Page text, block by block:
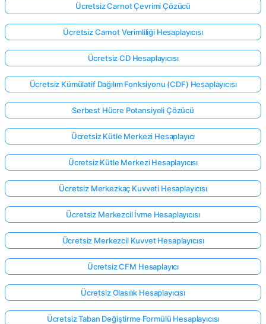
Ücretsiz Carnot Çevrimi Çözücü
Ücretsiz Carnot Verimliliği Hesaplayıcısı
Ücretsiz CD Hesaplayıcısı
Ücretsiz Kümülatif Dağılım Fonksiyonu (CDF) Hesaplayıcısı
Serbest Hücre Potansiyeli Çözücü
Ücretsiz Kütle Merkezi Hesaplayıcı
Ücretsiz Kütle Merkezi Hesaplayıcısı
Ücretsiz Merkezkaç Kuvveti Hesaplayıcısı
Ücretsiz Merkezcil İvme Hesaplayıcısı
Ücretsiz Merkezcil Kuvvet Hesaplayıcısı
Ücretsiz CFM Hesaplayıcı
Ücretsiz Olasılık Hesaplayıcısı
Ücretsiz Taban Değiştirme Formülü Hesaplayıcısı